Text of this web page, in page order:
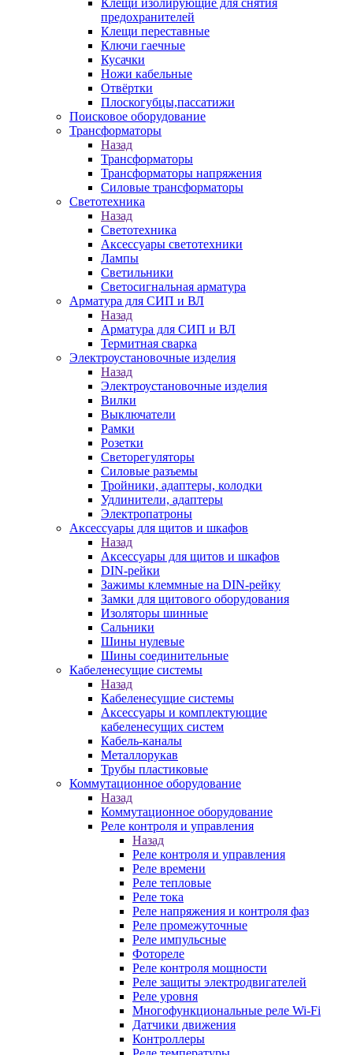
Клещи изолирующие для снятия
предохранителей
Клещи переставные
Ключи гаечные
Кусачки
Ножи кабельные
Отвёртки
Плоскогубцы,пассатижи
Поисковое оборудование
Трансформаторы
Назад
Трансформаторы
Трансформаторы напряжения
Силовые трансформаторы
Светотехника
Назад
Светотехника
Аксессуары светотехники
Лампы
Светильники
Светосигнальная арматура
Арматура для СИП и ВЛ
Назад
Арматура для СИП и ВЛ
Термитная сварка
Электроустановочные изделия
Назад
Электроустановочные изделия
Вилки
Выключатели
Рамки
Розетки
Светорегуляторы
Силовые разъемы
Тройники, адаптеры, колодки
Удлинители, адаптеры
Электропатроны
Аксессуары для щитов и шкафов
Назад
Аксессуары для щитов и шкафов
DIN-рейки
Зажимы клеммные на DIN-рейку
Замки для щитового оборудования
Изоляторы шинные
Сальники
Шины нулевые
Шины соединительные
Кабеленесущие системы
Назад
Кабеленесущие системы
Аксессуары и комплектующие
кабеленесущих систем
Кабель-каналы
Металлорукав
Трубы пластиковые
Коммутационное оборудование
Назад
Коммутационное оборудование
Реле контроля и управления
Назад
Реле контроля и управления
Реле времени
Реле тепловые
Реле тока
Реле напряжения и контроля фаз
Реле промежуточные
Реле импульсные
Фотореле
Реле контроля мощности
Реле защиты электродвигателей
Реле уровня
Многофункциональные реле Wi-Fi
Датчики движения
Контроллеры